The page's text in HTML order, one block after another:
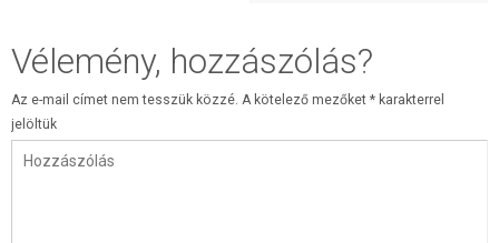
Vélemény, hozzászólás?
Az e-mail címet nem tesszük közzé. A kötelező mezőket * karakterrel
jelöltük